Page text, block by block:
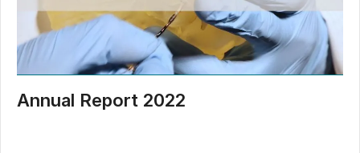
Annual Report 2022